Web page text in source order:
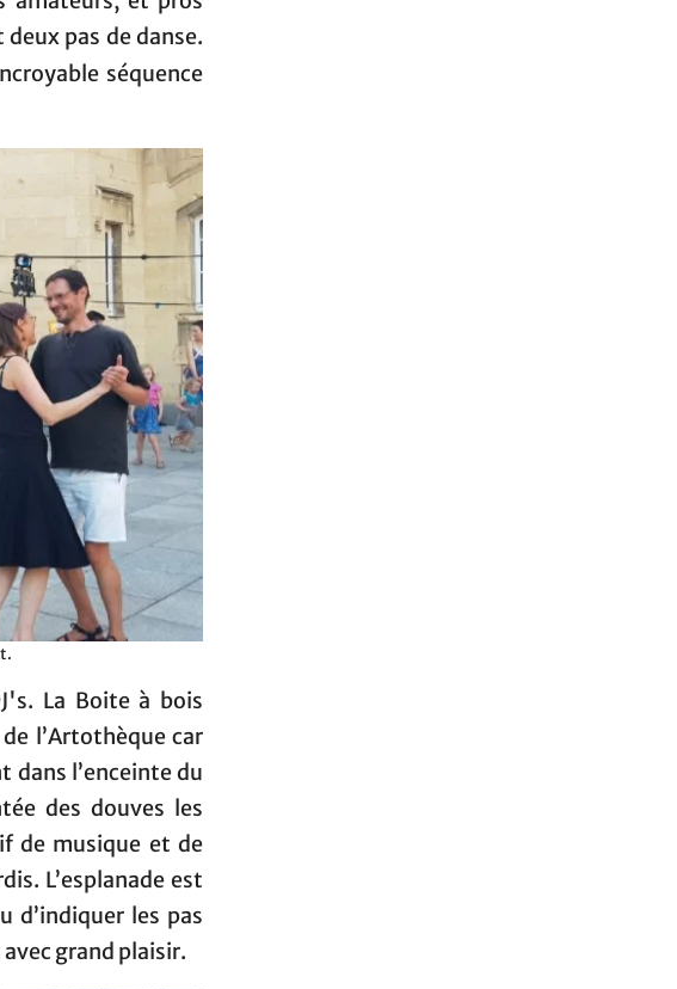
pas de danse.
séquence
La Boite à bois
l’Artothèque car
dans l’enceinte du
des douves les
de musique et de
L’esplanade est
d’indiquer les pas
grand plaisir.